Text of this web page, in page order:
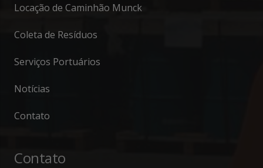
Locação de Caminhão Munck
Coleta de Resíduos
Serviços Portuários
Notícias
Contato
Contato